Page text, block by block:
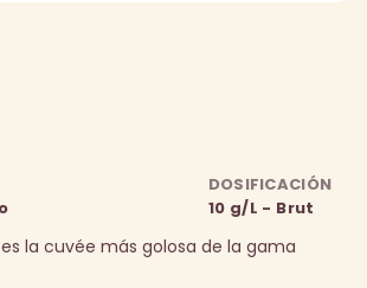
DOSIFICACIÓN
10 g/L - Brut
la cuvée más golosa de la gama